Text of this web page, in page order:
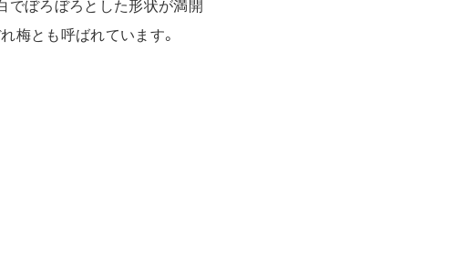
でぼろぼろとした形状が満開
梅とも呼ばれています。